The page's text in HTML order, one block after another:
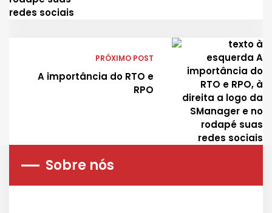
PRÓXIMO POST
A importância do RTO e
RPO
Sobre nós